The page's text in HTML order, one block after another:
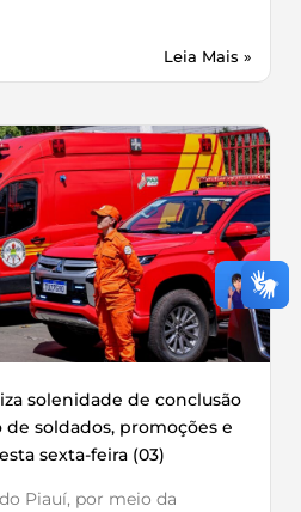
Leia Mais »
solenidade de conclusão
soldados, promoções e
sexta-feira (03)
Piauí, por meio da